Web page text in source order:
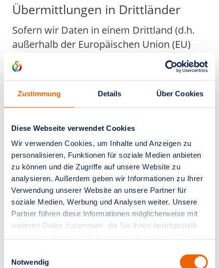
Zustimmung Details Über Cookies
Diese Webseite verwendet Cookies
Wir verwenden Cookies, um Inhalte und Anzeigen zu
personalisieren, Funktionen für soziale Medien anbieten
zu können und die Zugriffe auf unsere Website zu
analysieren. Außerdem geben wir Informationen zu Ihrer
Verwendung unserer Website an unsere Partner für
soziale Medien, Werbung und Analysen weiter. Unsere
Partner führen diese Informationen möglicherweise mit
weiteren Daten zusammen, die Sie ihnen bereitgestellt
Notwendig
Übermittlungen in Drittländer
Sofern wir Daten in einem Drittland (d.h.
außerhalb der Europäischen Union (EU)
oder des Europäischen Wirtschaftsraums
(EWR)) verarbeiten oder dies im Rahmen
der Inanspruchnahme von Diensten
Dritter oder Offenlegung, bzw.
geschieht, erfolgt dies nur, wenn es zur
Erfüllung unserer (vor)vertraglichen
Pflichten, auf Grundlage Ihrer Einwilligung,
aufgrund einer rechtlichen Verpflichtung
oder auf Grundlage unserer berechtigten
Interessen geschieht. Vorbehaltlich
gesetzlicher oder vertraglicher Erlaubnisse,
verarbeiten oder lassen wir die Daten in
einem Drittland nur beim Vorliegen der
besonderen Voraussetzungen der Art. 44